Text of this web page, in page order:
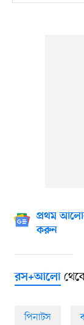
প্রথম
করুন
রস+আলো
পিনাটস